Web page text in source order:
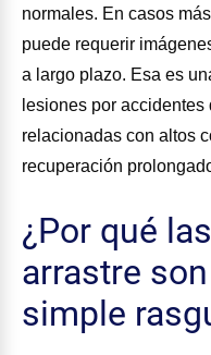
normales. En casos
puede requerir
a largo plazo. Esa es
lesiones por
relacionadas con altos
recuperación
¿Por qué
arrastre
simple